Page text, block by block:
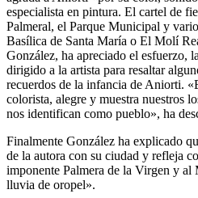
especialista en pintura. El cartel de
Palmeral, el Parque Municipal y
Basílica de Santa María o El Molí
González, ha apreciado el esfuerzo,
dirigido a la artista para resaltar
recuerdos de la infancia de Aniorti.
colorista, alegre y muestra nuestros
nos identifican como pueblo», ha
Finalmente González ha explicado
de la autora con su ciudad y refleja
imponente Palmera de la Virgen y al
lluvia de oropel».